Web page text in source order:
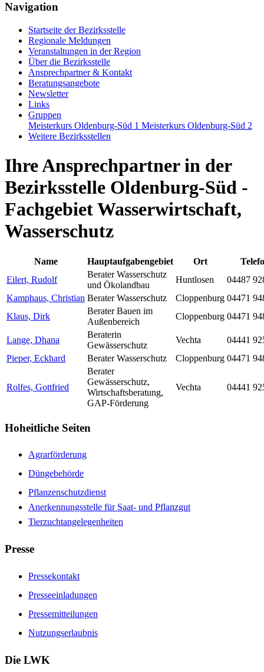
Navigation
Startseite der Bezirksstelle
Regionale Meldungen
Veranstaltungen in der Region
Über die Bezirksstelle
Ansprechpartner & Kontakt
Beratungsangebote
Newsletter
Links
Gruppen
Meisterkurs Oldenburg-Süd 1 Meisterkurs Oldenburg-Süd 2
Weitere Bezirksstellen
Ihre Ansprechpartner in der
Bezirksstelle Oldenburg-Süd -
Fachgebiet Wasserwirtschaft,
Wasserschutz
Name Hauptaufgabengebiet Ort
Eilert, Rudolf
Berater Wasserschutz
und Ökolandbau
Huntlosen
04487
Kamphaus, Christian Berater Wasserschutz Cloppenburg 04471
Klaus, Dirk
Berater Bauen im
Außenbereich
Cloppenburg 04471
Lange, Dhana
Beraterin
Gewässerschutz
Vechta
04441
Pieper, Eckhard
Berater Wasserschutz Cloppenburg 04471
Rolfes, Gottfried
Berater
Gewässerschutz,
Wirtschaftsberatung,
GAP-Förderung
Vechta 04441
Hoheitliche Seiten
Agrarförderung
Düngebehörde
Pflanzenschutzdienst
Anerkennungsstelle für Saat- und Pflanzgut
Tierzuchtangelegenheiten
Presse
Pressekontakt
Presseeinladungen
Pressemitteilungen
Nutzungserlaubnis
Die LWK